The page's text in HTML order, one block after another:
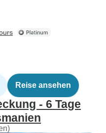
Reise ansehen
- 6 Tage